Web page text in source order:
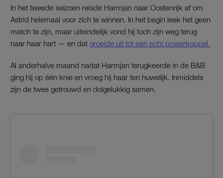
In het tweede seizoen reisde Harmjan naar Oostenrijk af om
Astrid helemaal voor zich te winnen. In het begin leek het geen
match te zijn, maar uiteindelijk vond hij toch zijn weg terug
naar haar hart — en dat groeide uit tot een echt powerkoppel.
Al anderhalve maand nadat Harmjan terugkeerde in de B&B
ging hij op één knie en vroeg hij haar ten huwelijk. Inmiddels
zijn de twee getrouwd en dolgelukkig samen.